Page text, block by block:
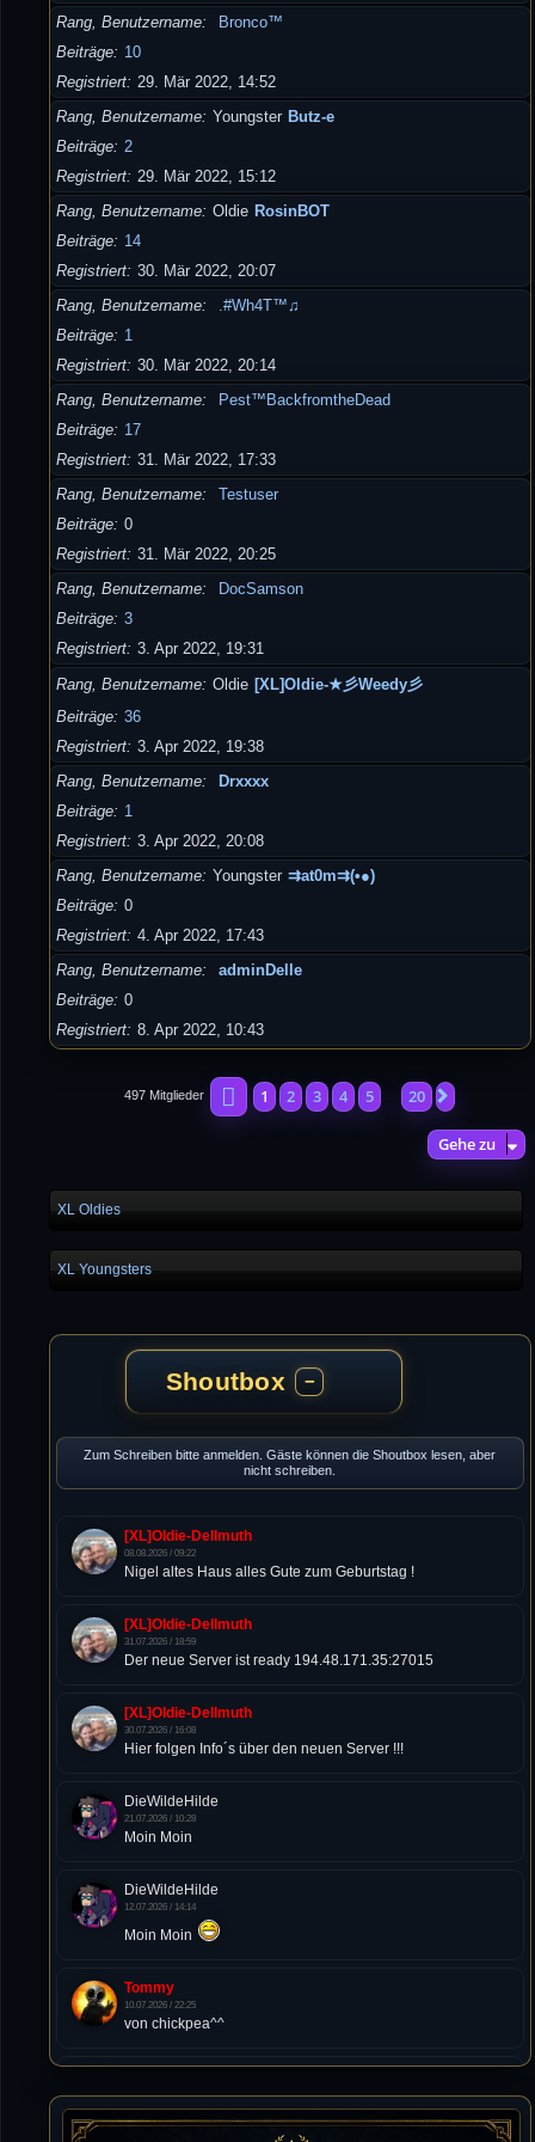
Rang, Benutzername
Bronco™
Beiträge
10
Registriert 29. Mär 2022, 14:52
Rang, Benutzername Youngster Butz-e
Beiträge 2
Registriert 29. Mär 2022, 15:12
Rang, Benutzername Oldie RosinBOT
Beiträge
14
Registriert 30. Mär 2022, 20:07
Rang, Benutzername
.#Wh4T™♫
Beiträge
1
Registriert 30. Mär 2022, 20:14
Rang, Benutzername
Pest™BackfromtheDead
Beiträge
17
Registriert 31. Mär 2022, 17:33
Rang, Benutzername
Testuser
Beiträge 0
Registriert 31. Mär 2022, 20:25
Rang, Benutzername
DocSamson
Beiträge 3
Registriert 3. Apr 2022, 19:31
Rang, Benutzername Oldie [XL]Oldie-★彡Weedy彡
Beiträge 36
Registriert 3. Apr 2022, 19:38
Rang, Benutzername
Drxxxx
Beiträge
1
Registriert 3. Apr 2022, 20:08
Rang, Benutzername Youngster ⇉at0m⇉(•●)
Beiträge 0
Registriert 4. Apr 2022, 17:43
Rang, Benutzername
adminDelle
Beiträge 0
Registriert 8. Apr 2022, 10:43
497 Mitglieder Seite1von20
1 2 3 4 5 20
Gehe zu
XL Oldies
XL Youngsters
Shoutbox −
Zum Schreiben bitte anmelden. Gäste können die Shoutbox lesen, aber
nicht schreiben.
[XL]Oldie-Dellmuth
08.08.2026 / 09:22
Nigel altes Haus alles Gute zum Geburtstag !
[XL]Oldie-Dellmuth
31.07.2026 / 18:59
Der neue Server ist ready 194.48.171.35:27015
[XL]Oldie-Dellmuth
30.07.2026 / 16:08
Hier folgen Info´s über den neuen Server !!!
DieWildeHilde
21.07.2026 / 10:28
Moin Moin
DieWildeHilde
12.07.2026 / 14:14
Moin Moin
Tommy
10.07.2026 / 22:25
von chickpea^^
Letzte Aktivität:
27. Dez 2023, 22:48